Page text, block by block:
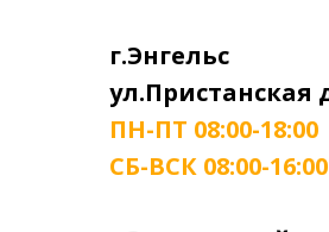
г.Энгельс
ул.Пристанская
ПН-ПТ 08:00-18:00
СБ-ВСК 08:00-16:00